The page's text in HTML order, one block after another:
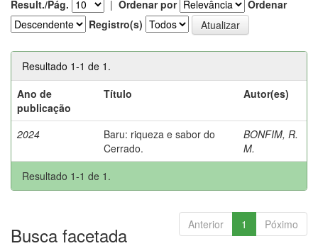
Result./Pág. | Ordenar por
Ordenar
Registro(s)
Resultado 1-1 de 1.
Ano de
publicação
Título Autor(es)
2024
Baru: riqueza e sabor do
Cerrado.
BONFIM, R.
M.
Resultado 1-1 de 1.
Anterior 1 Póximo
Busca facetada